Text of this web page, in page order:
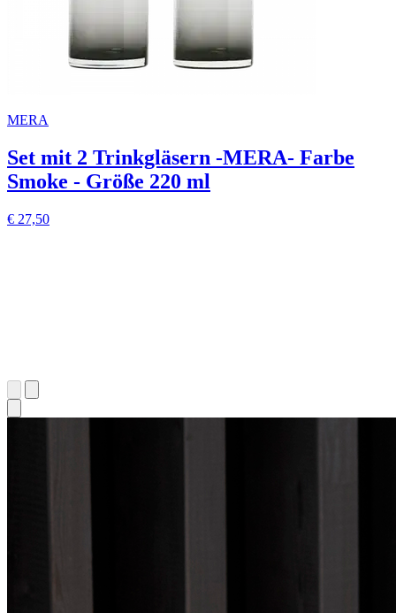
MERA
Set mit 2 Trinkgläsern -MERA- Farbe
Smoke - Größe 220 ml
€ 27,50